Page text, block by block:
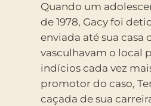
Quando um
de 1978, Gacy foi
enviada até sua
vasculhavam o local
indícios cada vez
promotor do caso,
caçada de sua